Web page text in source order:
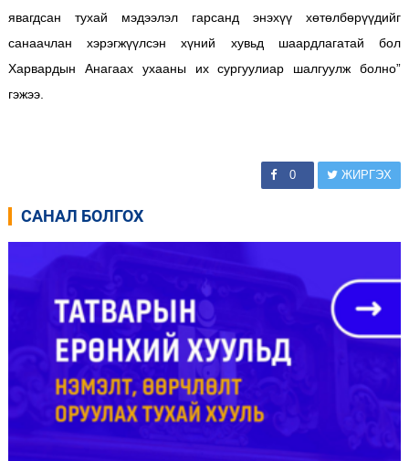
явагдсан тухай мэдээлэл гарсанд энэхүү хөтөлбөрүүдийг
санаачлан хэрэгжүүлсэн хүний хувьд шаардлагатай бол
Харвардын Анагаах ухааны их сургуулиар шалгуулж болно”
гэжээ.
0 ЖИРГЭХ
САНАЛ БОЛГОХ